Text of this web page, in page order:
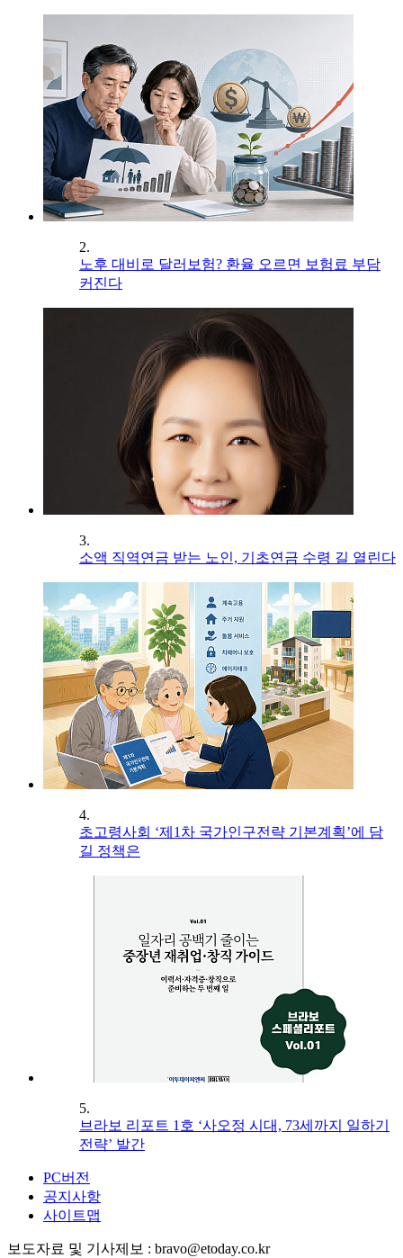
2.
노후 대비로 달러보험? 환율 오르면 보험료 부담
커진다
3.
소액 직역연금 받는 노인, 기초연금 수령 길 열린다
4.
초고령사회 ‘제1차 국가인구전략 기본계획’에 담
길 정책은
5.
브라보 리포트 1호 ‘사오정 시대, 73세까지 일하기
전략’ 발간
PC버전
공지사항
사이트맵
보도자료 및 기사제보 : bravo@etoday.co.kr